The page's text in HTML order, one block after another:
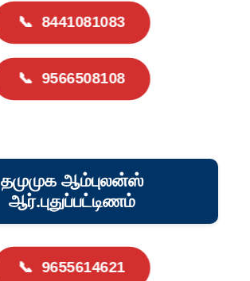
📞 8441081083
📞 9566508108
தமுமுக ஆம்புலன்ஸ்
ஆர்.புதுப்பட்டிணம்
📞 9655614621